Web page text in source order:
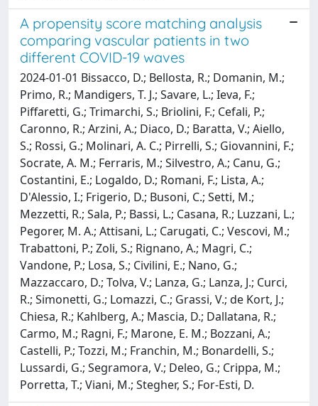
A propensity score matching analysis
comparing vascular patients in two
different COVID-19 waves
2024-01-01 Bissacco, D.; Bellosta, R.; Domanin, M.;
Primo, R.; Mandigers, T. J.; Savare, L.; Ieva, F.;
Piffaretti, G.; Trimarchi, S.; Briolini, F.; Cefali, P.;
Caronno, R.; Arzini, A.; Diaco, D.; Baratta, V.; Aiello,
S.; Rossi, G.; Molinari, A. C.; Pirrelli, S.; Giovannini, F.;
Socrate, A. M.; Ferraris, M.; Silvestro, A.; Canu, G.;
Costantini, E.; Logaldo, D.; Romani, F.; Lista, A.;
D'Alessio, I.; Frigerio, D.; Busoni, C.; Setti, M.;
Mezzetti, R.; Sala, P.; Bassi, L.; Casana, R.; Luzzani, L.;
Pegorer, M. A.; Attisani, L.; Carugati, C.; Vescovi, M.;
Trabattoni, P.; Zoli, S.; Rignano, A.; Magri, C.;
Vandone, P.; Losa, S.; Civilini, E.; Nano, G.;
Mazzaccaro, D.; Tolva, V.; Lanza, G.; Lanza, J.; Curci,
R.; Simonetti, G.; Lomazzi, C.; Grassi, V.; de Kort, J.;
Chiesa, R.; Kahlberg, A.; Mascia, D.; Dallatana, R.;
Carmo, M.; Ragni, F.; Marone, E. M.; Bozzani, A.;
Castelli, P.; Tozzi, M.; Franchin, M.; Bonardelli, S.;
Lussardi, G.; Segramora, V.; Deleo, G.; Crippa, M.;
Porretta, T.; Viani, M.; Stegher, S.; For-Esti, D.